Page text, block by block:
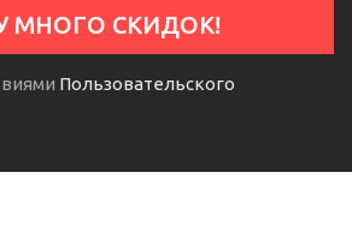
Пользовательского